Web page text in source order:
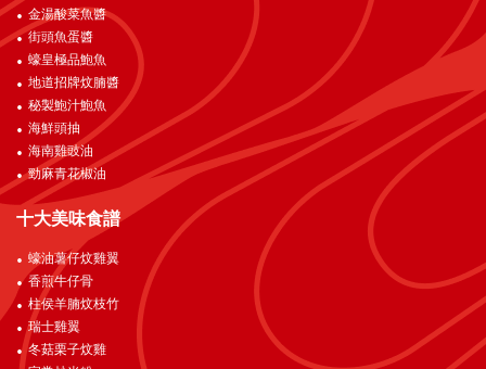
金湯酸菜魚醬
街頭魚蛋醬
蠔皇極品鮑魚
地道招牌炆腩醬
秘製鮑汁鮑魚
海鮮頭抽
海南雞豉油
勁麻青花椒油
十大美味食譜
蠔油薯仔炆雞翼
香煎牛仔骨
柱侯羊腩炆枝竹
瑞士雞翼
冬菇栗子炆雞